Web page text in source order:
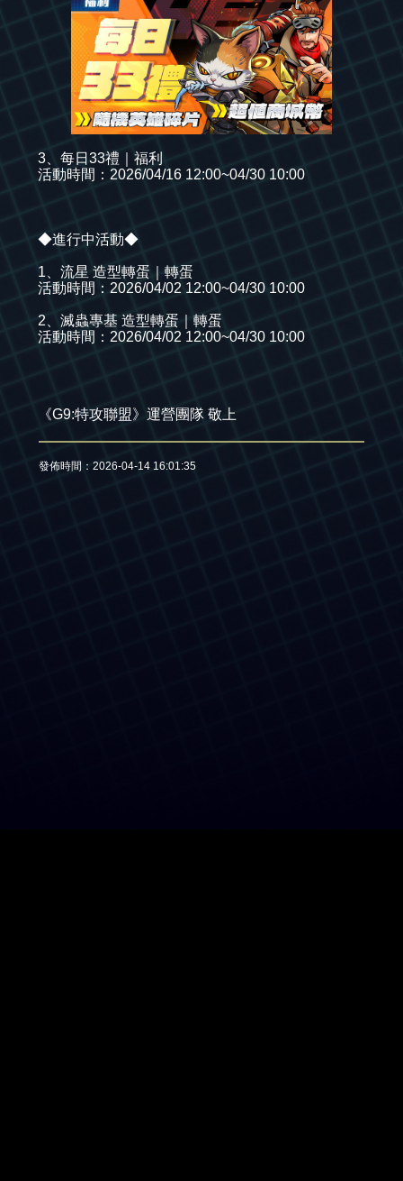
3、每日33禮｜福利
活動時間：2026/04/16 12:00~04/30 10:00
◆進行中活動◆
1、流星 造型轉蛋｜轉蛋
活動時間：2026/04/02 12:00~04/30 10:00
2、滅蟲專基 造型轉蛋｜轉蛋
活動時間：2026/04/02 12:00~04/30 10:00
《G9:特攻聯盟》運營團隊 敬上
發佈時間：2026-04-14 16:01:35